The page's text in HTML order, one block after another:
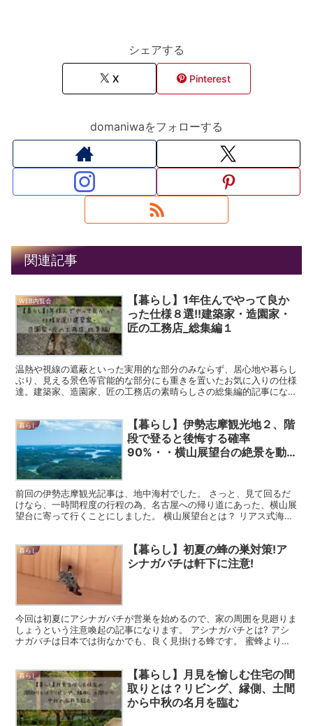
シェアする
X Pinterest
domaniwaをフォローする
関連記事
WEB内覧会
【暮らし】1年住んでやって良か
った仕様８選!!建築家・造園家・
匠の工務店_総集編１
温熱や視線の遮蔽といった実用的な部分のみならず、居心地や暮らし
ぶり、見える景色等官能的な部分にも重きを置いたお気に入りの仕様
達。建築家、造園家、匠の工務店の素晴らしさの総集編的記事になり
暮らし
【暮らし】伊勢志摩観光地２、階
段で登ると後悔する確率
90%・・横山展望台の絶景を動
前回の伊勢志摩観光記事は、地中海村でした。 さっと、見て回るだ
けなら、一時間程度の行程の為、名古屋への帰り道にあった、横山展
望台に寄って行くことにしました。 横山展望台とは？ リアス式海岸
暮らし
【暮らし】初夏の蜂の巣対策!ア
シナガバチは軒下に注意!
今回は初夏にアシナガバチが営巣を始めるので、家の周囲を見廻りま
しょうという注意喚起の記事になります。 アシナガバチとは? アシ
ナガバチは日本では街なかでも、良く見掛ける蜂です。 蜜蜂より大
暮らし
【暮らし】月見を愉しむ住宅の間
取りとは？リビング、縁側、土間
から中秋の名月を臨む